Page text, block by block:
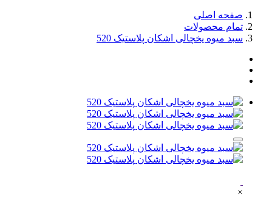
صفحه اصلی
تمام محصولات
سبد میوه یخچالی اشکان پلاستیک 520
×